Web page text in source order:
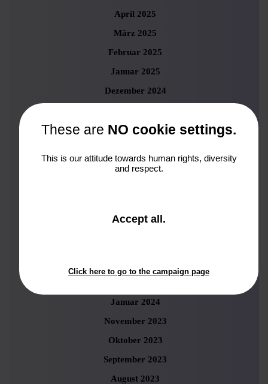
April 2025
März 2025
Februar 2025
Januar 2025
Dezember 2024
Oktober 2024
August 2024
Mai 2024
Januar 2024
November 2023
Oktober 2023
September 2023
August 2023
These are NO cookie settings.
This is our attitude towards human rights, diversity
and respect.
Accept all and
.
Click here to go to the campaign page